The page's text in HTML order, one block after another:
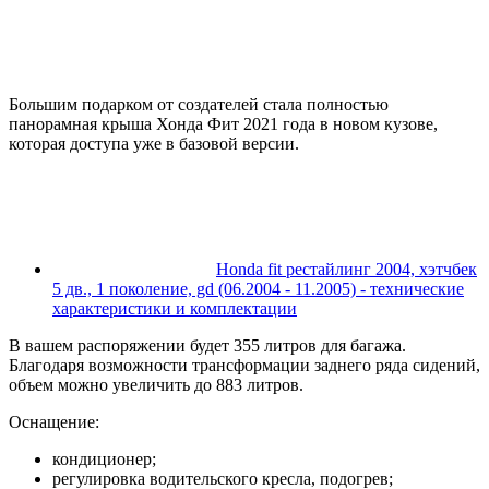
Большим подарком от создателей стала полностью
панорамная крыша Хонда Фит 2021 года в новом кузове,
которая доступа уже в базовой версии.
Honda fit рестайлинг 2004, хэтчбек
5 дв., 1 поколение, gd (06.2004 - 11.2005) - технические
характеристики и комплектации
В вашем распоряжении будет 355 литров для багажа.
Благодаря возможности трансформации заднего ряда сидений,
объем можно увеличить до 883 литров.
Оснащение:
кондиционер;
регулировка водительского кресла, подогрев;